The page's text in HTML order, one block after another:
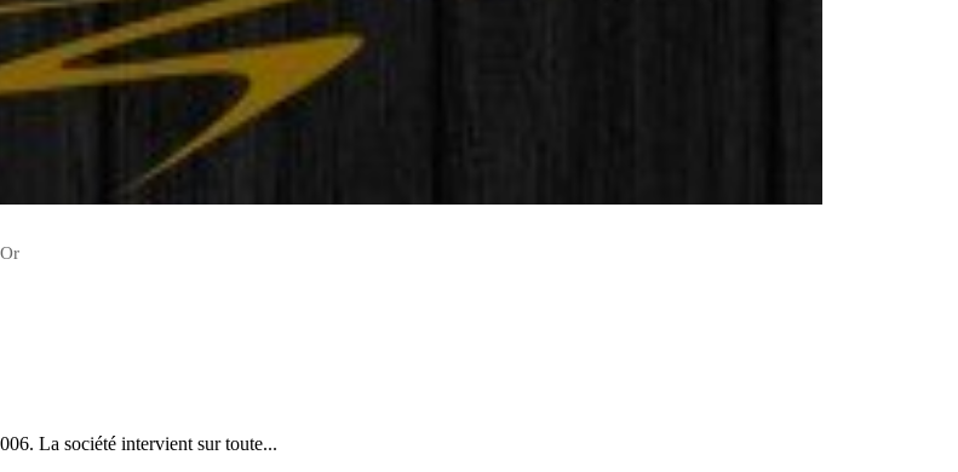
La société intervient sur toute...